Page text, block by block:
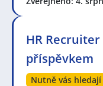
HR
příspěvkem
Nutně vás hledají